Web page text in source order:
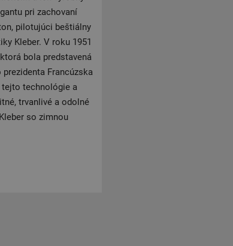
pri zachovaní
pilotujúci beštiálny
Kleber. V roku 1951
bola predstavená
Francúzska
tejto technológie a
trvanlivé a odolné
so zimnou